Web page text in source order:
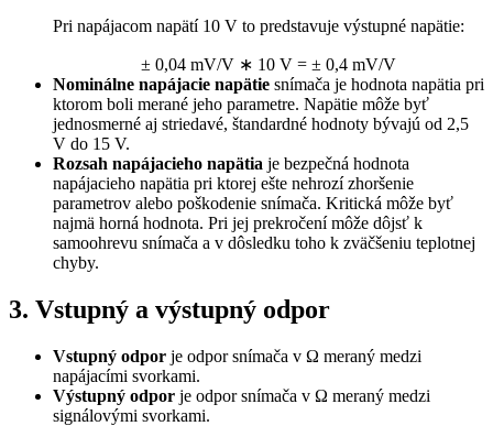
Pri napájacom napätí 10 V to predstavuje výstupné napätie:
± 0,04 mV/V ∗ 10 V = ± 0,4 mV/V
Nominálne napájacie napätie snímača je hodnota napätia pri
ktorom boli merané jeho parametre. Napätie môže byť
jednosmerné aj striedavé, štandardné hodnoty bývajú od 2,5
V do 15 V.
Rozsah napájacieho napätia je bezpečná hodnota
napájacieho napätia pri ktorej ešte nehrozí zhoršenie
parametrov alebo poškodenie snímača. Kritická môže byť
najmä horná hodnota. Pri jej prekročení môže dôjsť k
samoohrevu snímača a v dôsledku toho k zväčšeniu teplotnej
chyby.
3. Vstupný a výstupný odpor
Vstupný odpor je odpor snímača v Ω meraný medzi
napájacími svorkami.
Výstupný odpor je odpor snímača v Ω meraný medzi
signálovými svorkami.